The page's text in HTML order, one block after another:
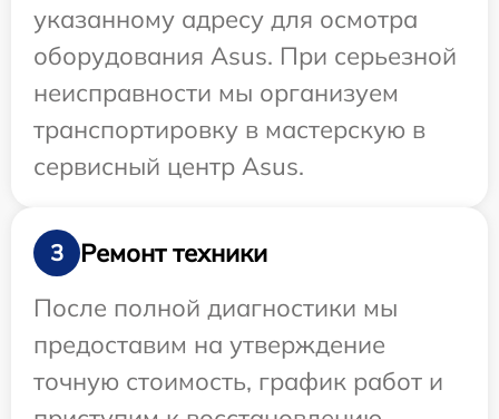
указанному адресу для осмотра
оборудования Asus. При серьезной
неисправности мы организуем
транспортировку в мастерскую в
сервисный центр Asus.
3
Ремонт техники
После полной диагностики мы
предоставим на утверждение
точную стоимость, график работ и